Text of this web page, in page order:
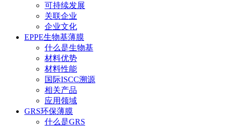
可持续发展
关联企业
企业文化
EPPE生物基薄膜
什么是生物基
材料优势
材料性能
国际ISCC溯源
相关产品
应用领域
GRS环保薄膜
什么是GRS